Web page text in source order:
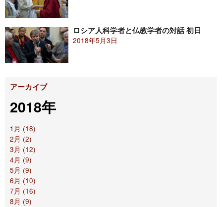
ロシア人科学者と仏教学者の対話 初日
2018年5月3日
アーカイブ
2018年
1月 (18)
2月 (2)
3月 (12)
4月 (9)
5月 (9)
6月 (10)
7月 (16)
8月 (9)